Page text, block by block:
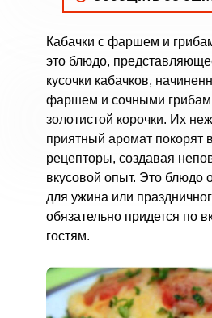
Кабачки с фаршем и
это блюдо,
кусочки кабачков,
фаршем и сочными
золотистой корочки. Их
приятный аромат покорят
рецепторы, создавая
вкусовой опыт. Это блюдо
для ужина или
обязательно придется по
гостям.